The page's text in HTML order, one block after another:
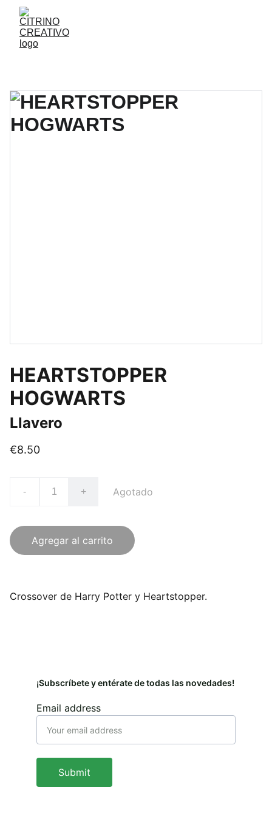
HEARTSTOPPER
HOGWARTS
Llavero
€8.50
- + Agotado
Agregar al carrito
Crossover de Harry Potter y Heartstopper.
Email address
Submit
¡Subscríbete y entérate de todas las novedades!